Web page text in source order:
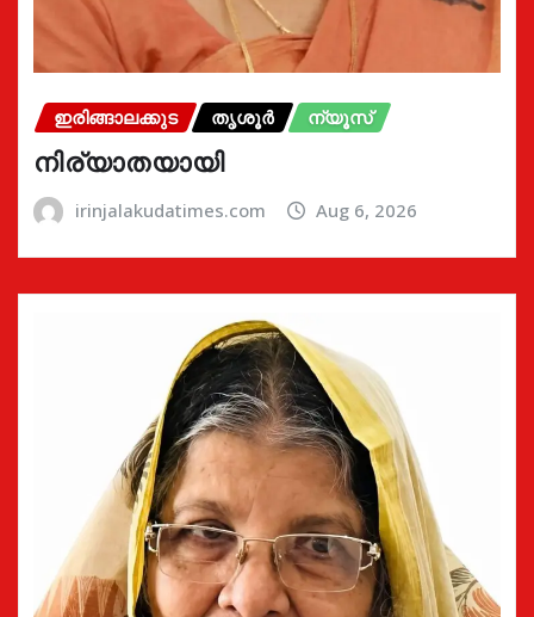
ഇരിങ്ങാലക്കുട തൃശൂർ ന്യൂസ്
നിര്യാതയായി
irinjalakudatimes.com Aug 6, 2026